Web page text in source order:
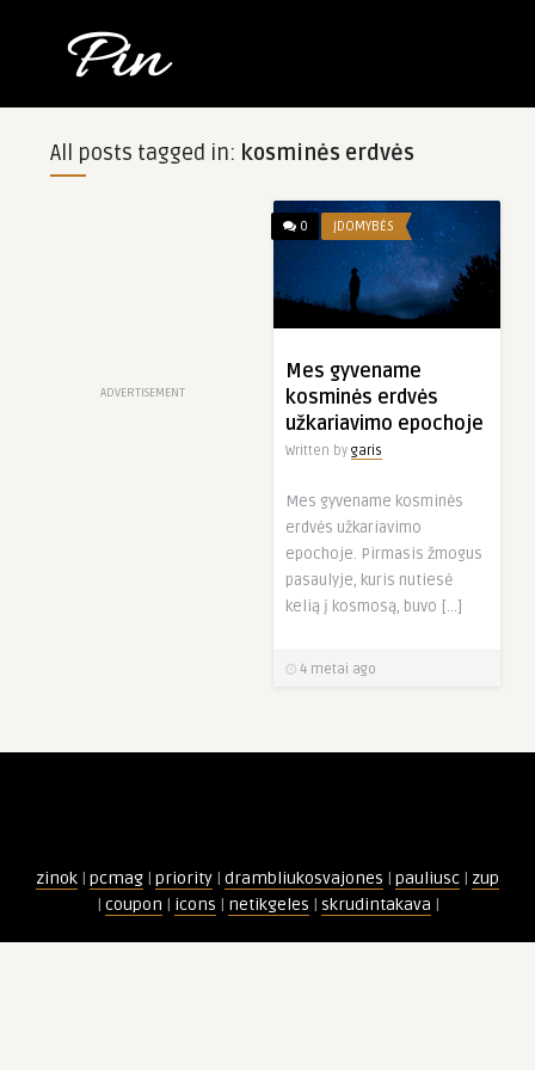
All posts tagged in: kosminės erdvės
ADVERTISEMENT
0 ĮDOMYBĖS
Mes gyvename
kosminės erdvės
užkariavimo epochoje
Written by garis
Mes gyvename kosminės
erdvės užkariavimo
epochoje. Pirmasis žmogus
pasaulyje, kuris nutiesė
kelią į kosmosą, buvo […]
4 metai ago
zinok | pcmag | priority | drambliukosvajones | pauliusc | zup
| coupon | icons | netikgeles | skrudintakava |